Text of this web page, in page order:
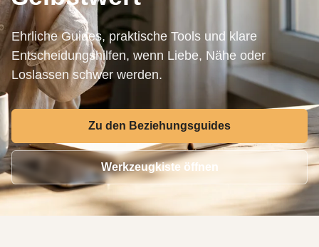
Ehrliche Guides, praktische Tools und klare
Entscheidungshilfen, wenn Liebe, Nähe oder
Loslassen schwer werden.
Zu den Beziehungsguides
Werkzeugkiste öffnen